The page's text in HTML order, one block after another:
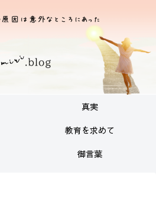
真実
教育を求めて
御言葉